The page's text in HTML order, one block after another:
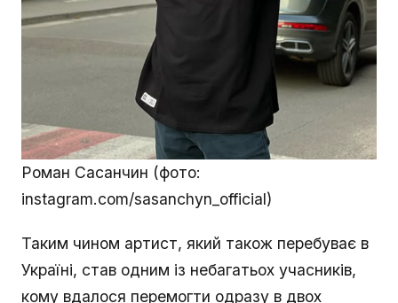
Роман Сасанчин (фото:
instagram.com/sasanchyn_official)
Таким чином артист, який також перебуває в
Україні, став одним із небагатьох учасників,
кому вдалося перемогти одразу в двох